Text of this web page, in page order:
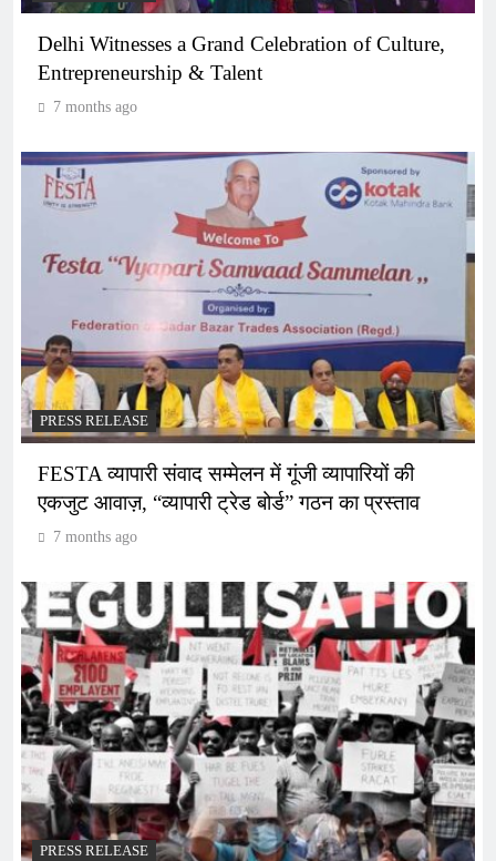
Delhi Witnesses a Grand Celebration of Culture,
Entrepreneurship & Talent
7 months ago
PRESS RELEASE
FESTA व्यापारी संवाद सम्मेलन में गूंजी व्यापारियों की
एकजुट आवाज़, “व्यापारी ट्रेड बोर्ड” गठन का प्रस्ताव
7 months ago
PRESS RELEASE